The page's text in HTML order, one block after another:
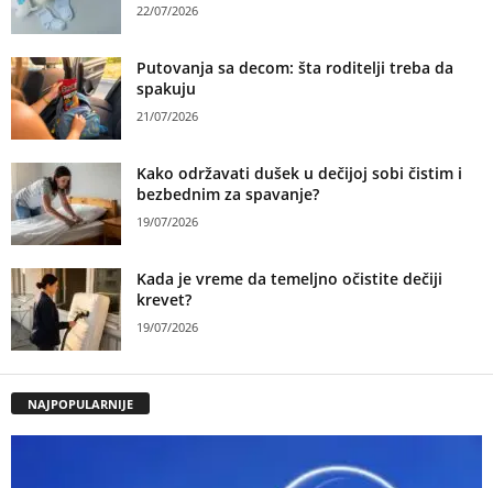
22/07/2026
Putovanja sa decom: šta roditelji treba da
spakuju
21/07/2026
Kako održavati dušek u dečijoj sobi čistim i
bezbednim za spavanje?
19/07/2026
Kada je vreme da temeljno očistite dečiji
krevet?
19/07/2026
NAJPOPULARNIJE